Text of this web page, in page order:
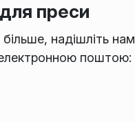
преси
надішліть нам
поштою: